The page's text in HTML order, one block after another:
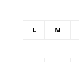
L M